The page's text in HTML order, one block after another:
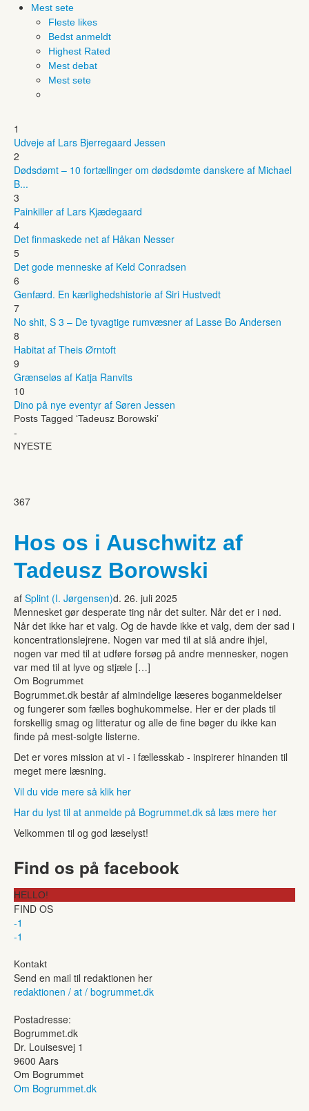
Mest sete
Fleste likes
Bedst anmeldt
Highest Rated
Mest debat
Mest sete
1
Udveje af Lars Bjerregaard Jessen
2
Dødsdømt – 10 fortællinger om dødsdømte danskere af Michael
B...
3
Painkiller af Lars Kjædegaard
4
Det finmaskede net af Håkan Nesser
5
Det gode menneske af Keld Conradsen
6
Genfærd. En kærlighedshistorie af Siri Hustvedt
7
No shit, S 3 – De tyvagtige rumvæsner af Lasse Bo Andersen
8
Habitat af Theis Ørntoft
9
Grænseløs af Katja Ranvits
10
Dino på nye eventyr af Søren Jessen
Posts Tagged ‘Tadeusz Borowski’
-
NYESTE
367
Hos os i Auschwitz af
Tadeusz Borowski
af Splint (I. Jørgensen)d. 26. juli 2025
Mennesket gør desperate ting når det sulter. Når det er i nød.
Når det ikke har et valg. Og de havde ikke et valg, dem der sad i
koncentrationslejrene. Nogen var med til at slå andre ihjel,
nogen var med til at udføre forsøg på andre mennesker, nogen
var med til at lyve og stjæle […]
Om Bogrummet
Bogrummet.dk består af almindelige læseres boganmeldelser
og fungerer som fælles boghukommelse. Her er der plads til
forskellig smag og litteratur og alle de fine bøger du ikke kan
finde på mest-solgte listerne.
Det er vores mission at vi - i fællesskab - inspirerer hinanden til
meget mere læsning.
Vil du vide mere så klik her
Har du lyst til at anmelde på Bogrummet.dk så læs mere her
Velkommen til og god læselyst!
Find os på facebook
HELLO!
FIND OS
-1
-1
Kontakt
Send en mail til redaktionen her
redaktionen / at / bogrummet.dk
Postadresse:
Bogrummet.dk
Dr. Louisesvej 1
9600 Aars
Om Bogrummet
Om Bogrummet.dk